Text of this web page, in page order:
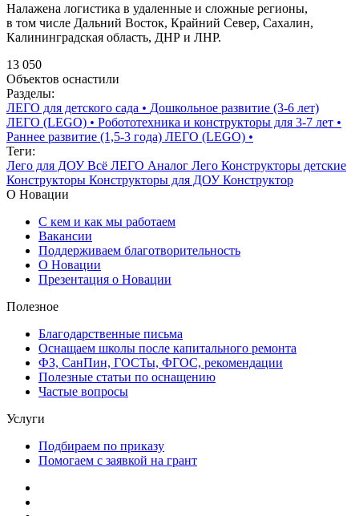
Налажена логистика в удаленные и сложные регионы,
в том числе Дальний Восток, Крайний Север, Сахалин,
Калининградская область, ДНР и ЛНР.
13 050
Объектов оснастили
Разделы:
ЛЕГО для детского сада • Дошкольное развитие (3-6 лет)
ЛЕГО (LEGO) • Робототехника и конструкторы для 3-7 лет •
Раннее развитие (1,5-3 года) ЛЕГО (LEGO) •
Теги:
Лего для ДОУ Всё ЛЕГО Аналог Лего Конструкторы детские
Конструкторы Конструкторы для ДОУ Конструктор
О Новации
С кем и как мы работаем
Вакансии
Поддерживаем благотворительность
О Новации
Презентация о Новации
Полезное
Благодарственные письма
Оснащаем школы после капитального ремонта
ФЗ, СанПин, ГОСТы, ФГОС, рекомендации
Полезные статьи по оснащению
Частые вопросы
Услуги
Подбираем по приказу
Помогаем с заявкой на грант